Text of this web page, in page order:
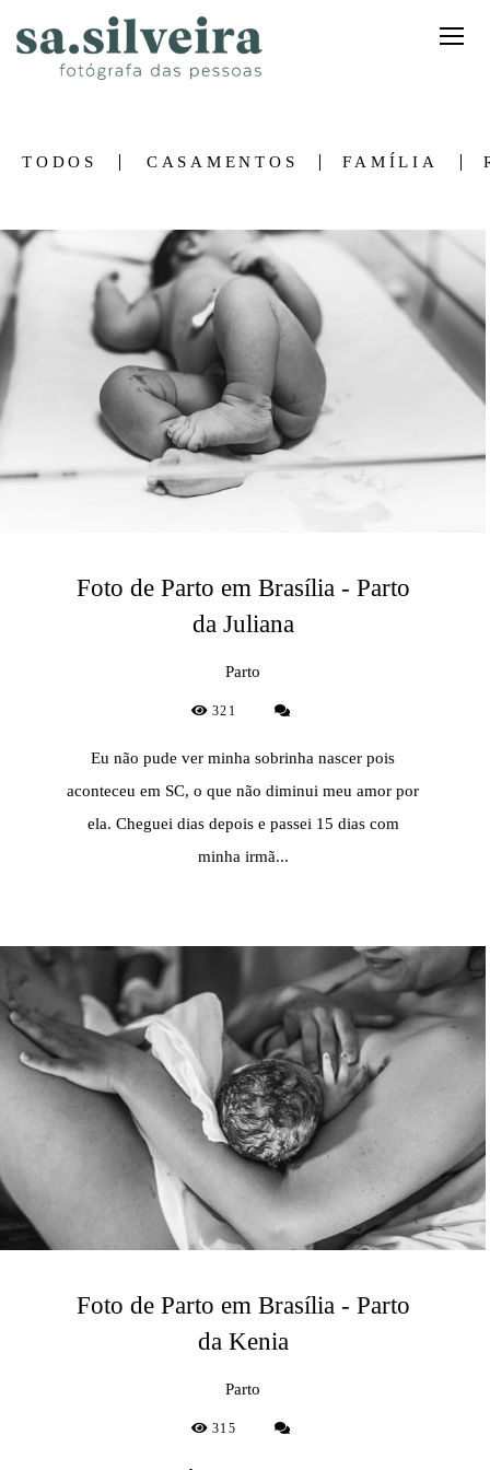
TODOS CASAMENTOS FAMÍLIA
Foto de Parto em Brasília - Parto
da Juliana
Parto
321
Eu não pude ver minha sobrinha nascer pois
aconteceu em SC, o que não diminui meu amor por
ela. Cheguei dias depois e passei 15 dias com
minha irmã...
Foto de Parto em Brasília - Parto
da Kenia
Parto
315